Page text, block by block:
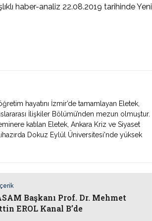
haber-analiz 22.08.2019 tarihinde Yeni
hayatını İzmir’de tamamlayan Eletek,
İlişkiler Bölümü’nden mezun olmuştur.
katılan Eletek, Ankara Kriz ve Siyaset
Dokuz Eylül Üniversitesi'nde yüksek
Başkanı Prof. Dr. Mehmet
EROL Kanal B’de